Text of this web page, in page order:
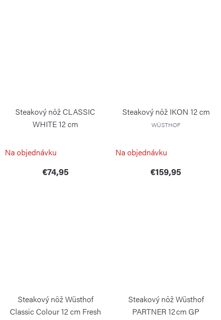
Steakový nôž CLASSIC
WHITE 12 cm
Na objednávku
€74,95
Steakový nôž IKON 12 cm
WÜSTHOF
Na objednávku
€159,95
Steakový nôž Wüsthof
Classic Colour 12 cm Fresh
Steakový nôž Wüsthof
PARTNER 12 cm GP